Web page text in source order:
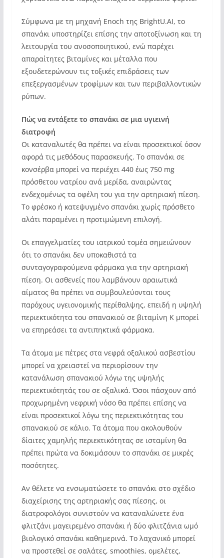
Σύμφωνα με τη μηχανή Enoch της BrightU.AI, το
σπανάκι υποστηρίζει επίσης την αποτοξίνωση και τη
λειτουργία του ανοσοποιητικού, ενώ παρέχει
απαραίτητες βιταμίνες και μέταλλα που
εξουδετερώνουν τις τοξικές επιδράσεις των
επεξεργασμένων τροφίμων και των περιβαλλοντικών
ρύπων.
Πώς να εντάξετε το σπανάκι σε μια υγιεινή
διατροφή
Οι καταναλωτές θα πρέπει να είναι προσεκτικοί όσον
αφορά τις μεθόδους παρασκευής. Το σπανάκι σε
κονσέρβα μπορεί να περιέχει 440 έως 750 mg
πρόσθετου νατρίου ανά μερίδα, αναιρώντας
ενδεχομένως τα οφέλη του για την αρτηριακή πίεση.
Το φρέσκο ή κατεψυγμένο σπανάκι χωρίς πρόσθετο
αλάτι παραμένει η προτιμώμενη επιλογή.
Οι επαγγελματίες του ιατρικού τομέα σημειώνουν
ότι το σπανάκι δεν υποκαθιστά τα
συνταγογραφούμενα φάρμακα για την αρτηριακή
πίεση. Οι ασθενείς που λαμβάνουν αραιωτικά
αίματος θα πρέπει να συμβουλεύονται τους
παρόχους υγειονομικής περίθαλψης, επειδή η υψηλή
περιεκτικότητα του σπανακιού σε βιταμίνη Κ μπορεί
να επηρεάσει τα αντιπηκτικά φάρμακα.
Τα άτομα με πέτρες στα νεφρά οξαλικού ασβεστίου
μπορεί να χρειαστεί να περιορίσουν την
κατανάλωση σπανακιού λόγω της υψηλής
περιεκτικότητάς του σε οξαλικά. Όσοι πάσχουν από
προχωρημένη νεφρική νόσο θα πρέπει επίσης να
είναι προσεκτικοί λόγω της περιεκτικότητας του
σπανακιού σε κάλιο. Τα άτομα που ακολουθούν
δίαιτες χαμηλής περιεκτικότητας σε ισταμίνη θα
πρέπει πρώτα να δοκιμάσουν το σπανάκι σε μικρές
ποσότητες.
Αν θέλετε να ενσωματώσετε το σπανάκι στο σχέδιο
διαχείρισης της αρτηριακής σας πίεσης, οι
διατροφολόγοι συνιστούν να καταναλώνετε ένα
φλιτζάνι μαγειρεμένο σπανάκι ή δύο φλιτζάνια ωμό
βιολογικό σπανάκι καθημερινά. Το λαχανικό μπορεί
να προστεθεί σε σαλάτες, smoothies, ομελέτες,